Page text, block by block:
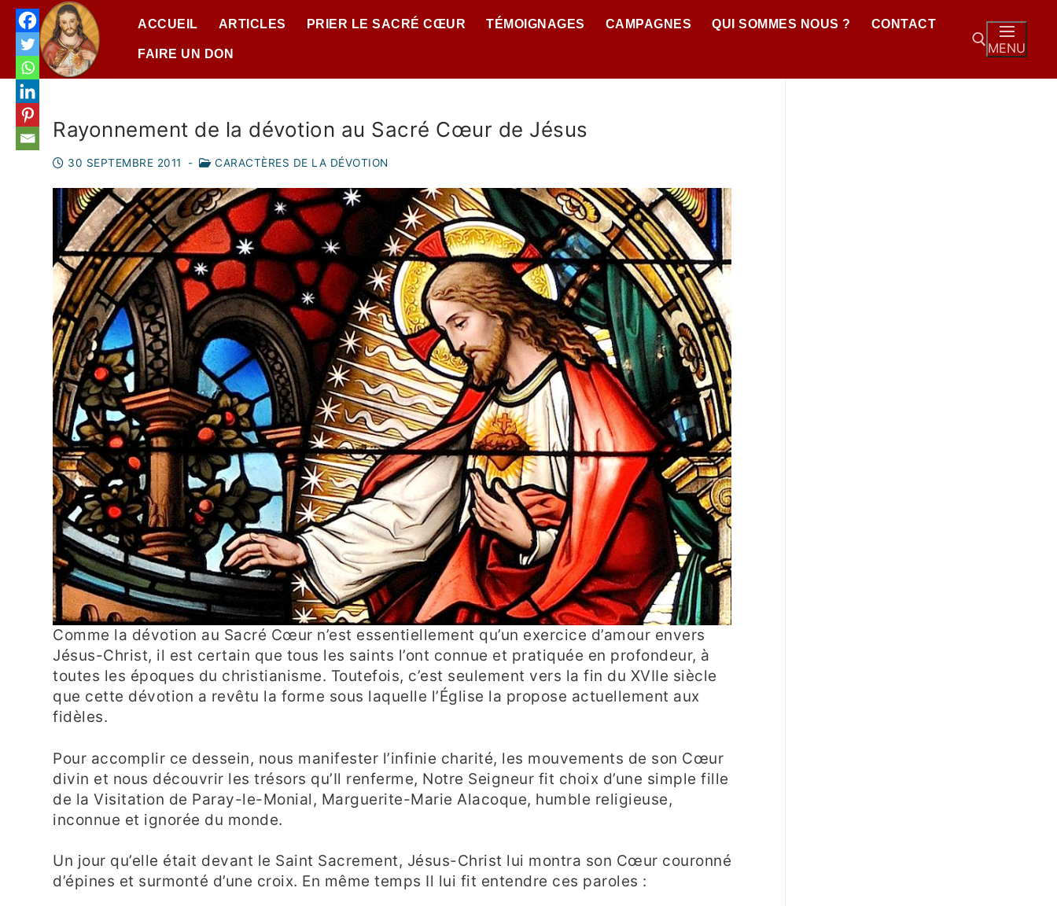
ACCUEIL ARTICLES PRIER LE SACRÉ CŒUR TÉMOIGNAGES CAMPAGNES QUI SOMMES NOUS ? CONTACT
FAIRE UN DON MENU
Rayonnement de la dévotion au Sacré Cœur de Jésus
30 SEPTEMBRE 2011 - CARACTÈRES DE LA DÉVOTION
Comme la dévotion au Sacré Cœur n’est essentiellement qu’un exercice d’amour envers
Jésus-Christ, il est certain que tous les saints l’ont connue et pratiquée en profondeur, à
toutes les époques du christianisme. Toutefois, c’est seulement vers la fin du XVIIe siècle
que cette dévotion a revêtu la forme sous laquelle l’Église la propose actuellement aux
fidèles.
Pour accomplir ce dessein, nous manifester l’infinie charité, les mouvements de son Cœur
divin et nous découvrir les trésors qu’Il renferme, Notre Seigneur fit choix d’une simple fille
de la Visitation de Paray-le-Monial, Marguerite-Marie Alacoque, humble religieuse,
inconnue et ignorée du monde.
Un jour qu’elle était devant le Saint Sacrement, Jésus-Christ lui montra son Cœur couronné
d’épines et surmonté d’une croix. En même temps Il lui fit entendre ces paroles :